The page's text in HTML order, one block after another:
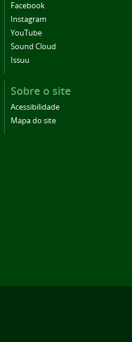
Facebook
Instagram
YouTube
Sound Cloud
Issuu
Sobre o site
Acessibilidade
Mapa do site